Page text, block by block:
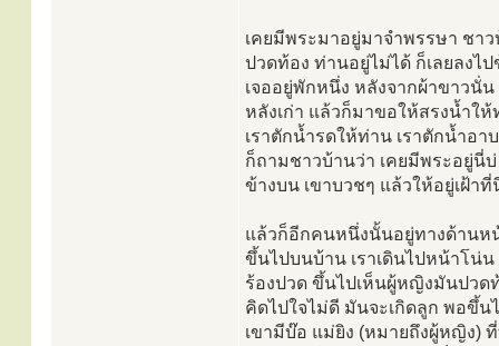
เคยมีพระมาอยู่มาจำพรรษา ชา
ปวดท้อง ท่านอยู่ไม่ได้ ก็เลยลงไ
เจออยู่พักหนึ่ง หลังจากผ้าขาวนั่
หลังเก่า แล้วก็มาขอให้สรงน้ำใ
เราตักน้ำรดให้ท่าน เราตักน้ำอ
ก็ถามชาวบ้านว่า เคยมีพระอยู่นี่
ข้างบน เขาบวชๆ แล้วให้อยู่เฝ้า
แล้วก็อีกคนหนึ่งนั้นอยู่ทางด้านห
ขึ้นไปบนบ้าน เราเดินไปหน้าโน่
ร้องปวด ขึ้นไปเห็นผู้หญิงมันปวด
คิดไปใจไม่ดี มันจะเกิดลูก พอขึ้น
เขามีบ๊อ แม่ยิง (หมายถึงผู้หญิง)